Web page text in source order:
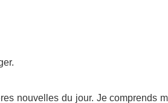
nouvelles du jour. Je comprends